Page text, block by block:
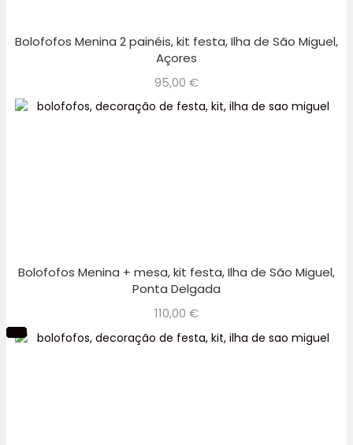
Bolofofos Menina 2 painéis, kit festa, Ilha de São Miguel,
Açores
95,00 €
Bolofofos Menina + mesa, kit festa, Ilha de São Miguel,
Ponta Delgada
110,00 €